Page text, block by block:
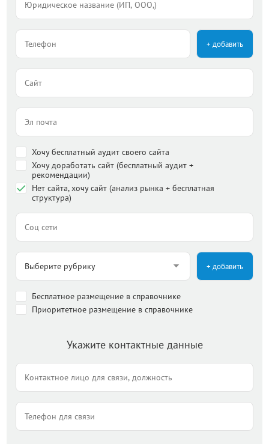
+ добавить
Хочу бесплатный аудит своего сайта
Хочу доработать сайт (бесплатный аудит +
рекомендации)
Нет сайта, хочу сайт (анализ рынка + бесплатная
структура)
+ добавить
Бесплатное размещение в справочнике
Приоритетное размещение в справочнике
Укажите контактные данные